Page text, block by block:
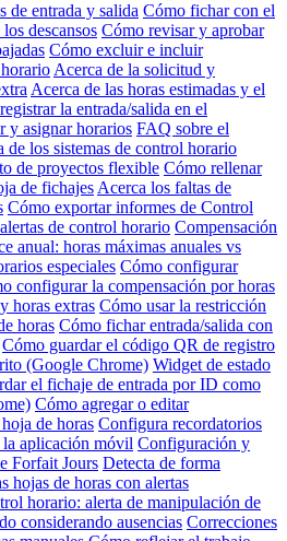
de entrada y salida Cómo fichar con el
descansos Cómo revisar y aprobar
Cómo excluir e incluir
Acerca de la solicitud y
Acerca de las horas estimadas y el
la entrada/salida en el
y asignar horarios FAQ sobre el
de los sistemas de control horario
de proyectos flexible Cómo rellenar
de fichajes Acerca los faltas de
Cómo exportar informes de Control
de control horario Compensación
anual: horas máximas anuales vs
especiales Cómo configurar
configurar la compensación por horas
horas extras Cómo usar la restricción
horas Cómo fichar entrada/salida con
Cómo guardar el código QR de registro
(Google Chrome) Widget de estado
el fichaje de entrada por ID como
Cómo agregar o editar
de horas Configura recordatorios
la aplicación móvil Configuración y
Forfait Jours Detecta de forma
hojas de horas con alertas
horario: alerta de manipulación de
considerando ausencias Correcciones